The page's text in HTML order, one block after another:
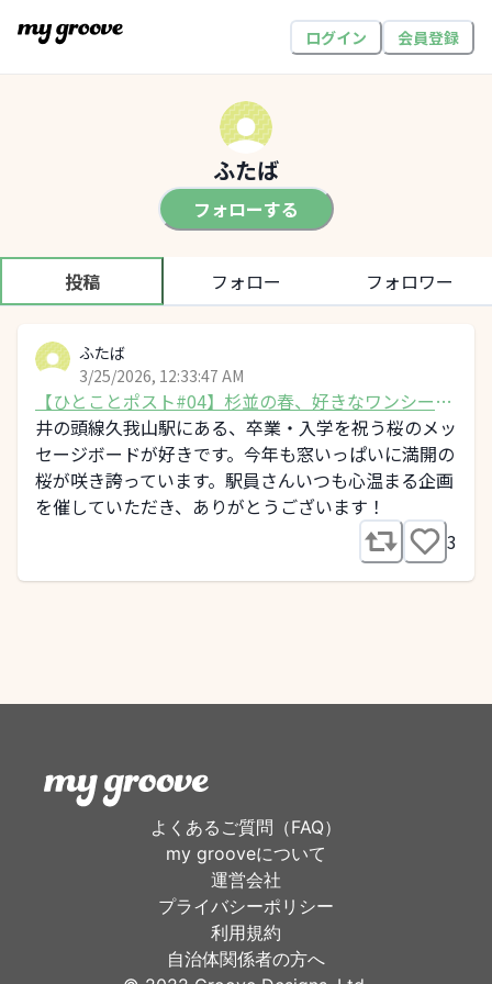
ログイン 会員登録
ふたば
フォローする
投稿 フォロー フォロワー
ふたば
3/25/2026, 12:33:47 AM
【ひとことポスト#04】杉並の春、好きなワンシーン
を教えてください
井の頭線久我山駅にある、卒業・入学を祝う桜のメッ
セージボードが好きです。今年も窓いっぱいに満開の
桜が咲き誇っています。駅員さんいつも心温まる企画
を催していただき、ありがとうございます！
3
よくあるご質問（FAQ）
my grooveについて
運営会社
プライバシーポリシー
利用規約
自治体関係者の方へ